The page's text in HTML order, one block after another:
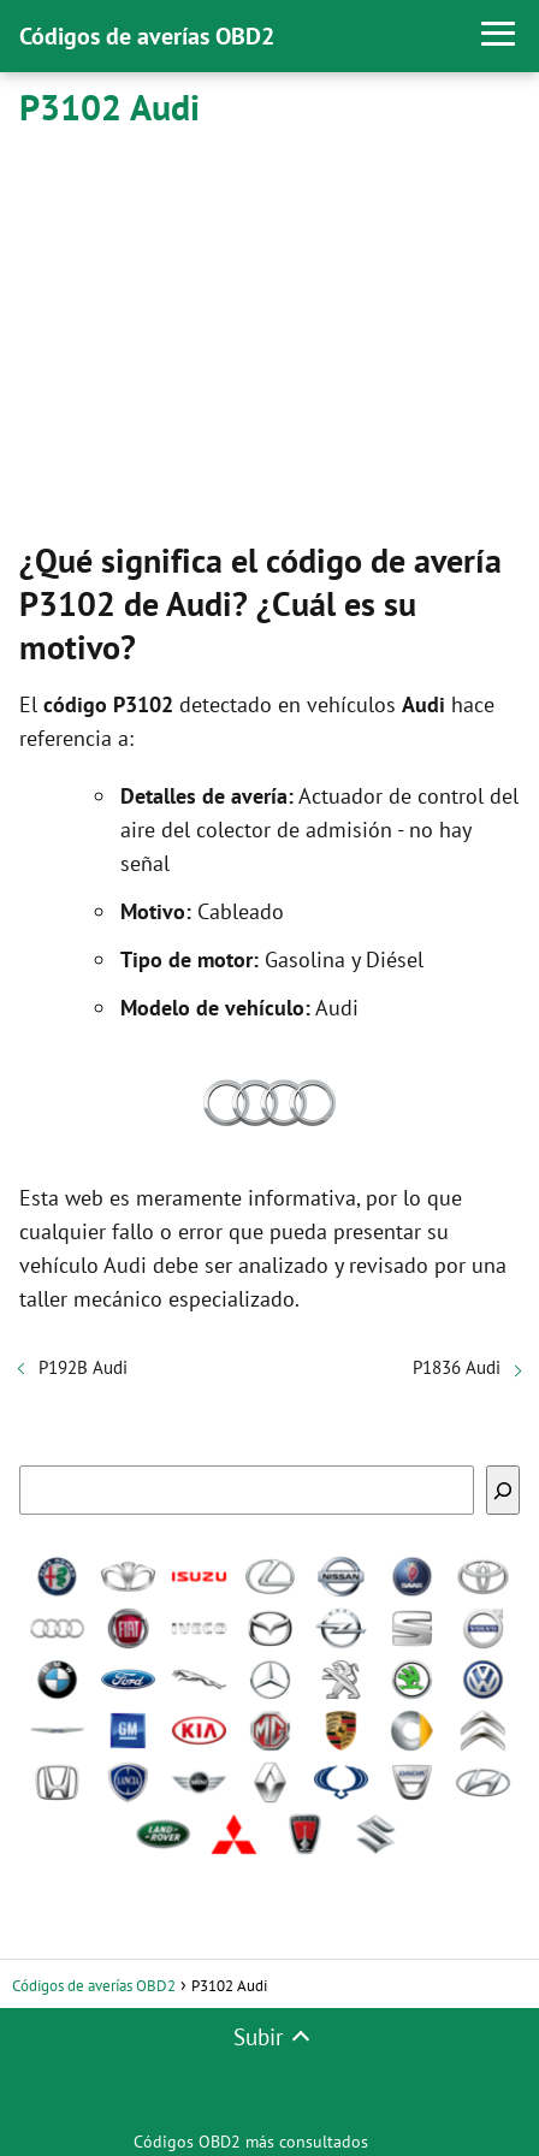
Códigos de averías OBD2
P3102 Audi
¿Qué significa el código de avería
P3102 de Audi? ¿Cuál es su
motivo?
El código P3102 detectado en vehículos Audi hace
referencia a:
Detalles de avería:Actuador de control del
aire del colector de admisión - no hay
señal
Motivo: Cableado
Tipo de motor: Gasolina y Diésel
Modelo de vehículo:Audi
Esta web es meramente informativa, por lo que
cualquier fallo o error que pueda presentar su
vehículo Audi debe ser analizado y revisado por una
taller mecánico especializado.
P192B Audi P1836 Audi
Códigos de averías OBD2 P3102 Audi
Subir
Códigos OBD2 más consultados